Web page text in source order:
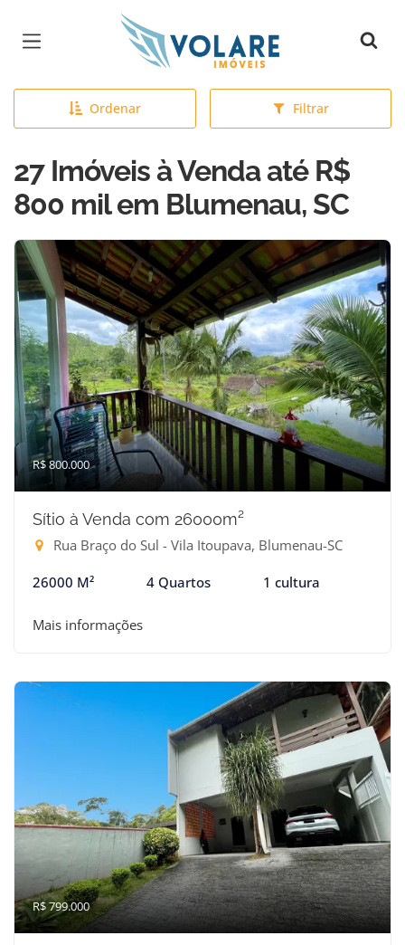
Página inicial
Ordenar Filtrar
27 Imóveis à Venda até R$
800 mil em Blumenau, SC
R$ 800.000
Sítio à Venda com 26000m²
Rua Braço do Sul - Vila Itoupava, Blumenau-SC
26000 M² 4 Quartos 1 cultura
Mais informações
R$ 799.000